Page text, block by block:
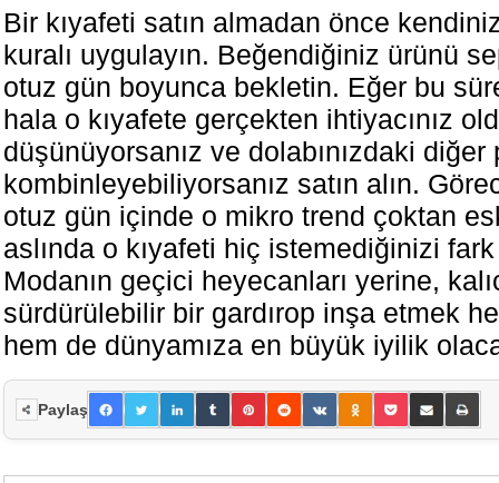
Bir kıyafeti satın almadan önce
kuralı uygulayın. Beğendiğiniz ürünü
otuz gün boyunca bekletin. Eğer bu
hala o kıyafete gerçekten ihtiyacınız
düşünüyorsanız ve dolabınızdaki diğer
kombinleyebiliyorsanız satın alın.
otuz gün içinde o mikro trend çoktan
aslında o kıyafeti hiç istemediğinizi
Modanın geçici heyecanları yerine,
sürdürülebilir bir gardırop inşa etmek
hem de dünyamıza en büyük iyilik
Paylaş